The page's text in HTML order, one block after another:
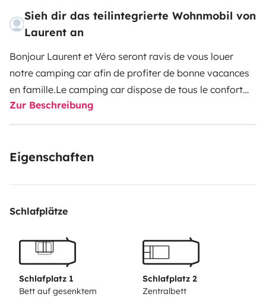
Sieh dir das teilintegrierte Wohnmobil von
Laurent an
Bonjour Laurent et Véro seront ravis de vous louer
notre camping car afin de profiter de bonne vacances
en famille.Le camping car dispose de tous le confort
pour vous accueillir, la vaisselle est inclus ainsi que la
table et ses chaises extérieur.Le camping car est
également.Vous aurez la possibilité de laisser votre
prochainement.Amicalement Laurent et Véronique
Zur Beschreibung
Eigenschaften
Schlafplätze
Schlafplatz 1
Bett auf gesenktem
Schlafplatz 2
Zentralbett